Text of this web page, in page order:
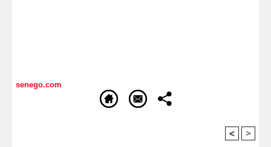
senego.com
< >